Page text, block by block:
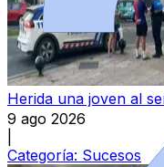
Herida una joven al
9 ago 2026
Categoría: Sucesos